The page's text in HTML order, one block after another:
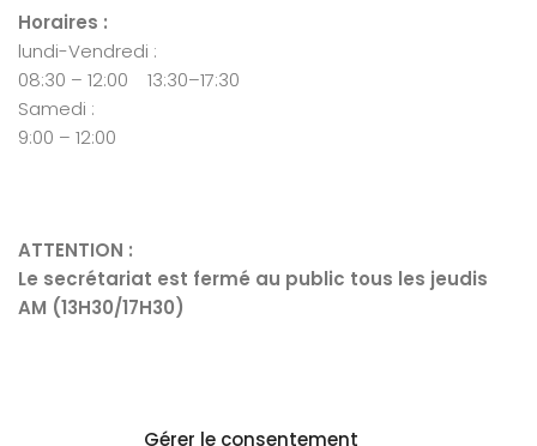
Gérer le consentement
Horaires :
lundi-Vendredi :
08:30 – 12:00 13:30–17:30
Samedi :
9:00 – 12:00
ATTENTION :
Le secrétariat est fermé au public tous les jeudis
AM (13H30/17H30)